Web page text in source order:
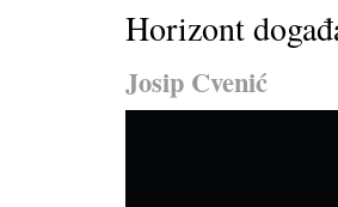
Horizont
Josip Cvenić